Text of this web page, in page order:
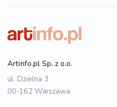
Artinfo.pl Sp. z o.o.
ul. Dzielna 3
00-162 Warszawa